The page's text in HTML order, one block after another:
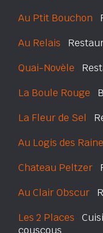
Au Ptit Bouchon
Au Relais
Quai-Novèle
La Boule Rouge
La Fleur de Sel
Au Logis des
Chateau Peltzer
Au Clair Obscur
Les 2 Places
couscous